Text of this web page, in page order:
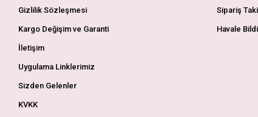
Gizlilik Sözleşmesi
Kargo Değişim ve Garanti
İletişim
Uygulama Linklerimiz
Sizden Gelenler
KVKK
Sipariş
Havale